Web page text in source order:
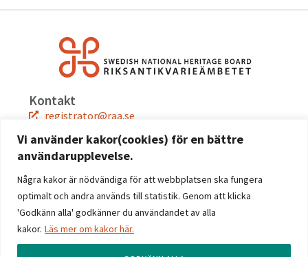
Vi använder kakor(cookies) för en bättre
användarupplevelse.
Några kakor är nödvändiga för att webbplatsen ska fungera
optimalt och andra används till statistik. Genom att klicka
'Godkänn alla' godkänner du användandet av alla
kakor. Läs mer om kakor här.
Kontakt
registrator@raa.se
Snabblänkar
Jobba hos oss
Press
Kontakta oss
Följ oss